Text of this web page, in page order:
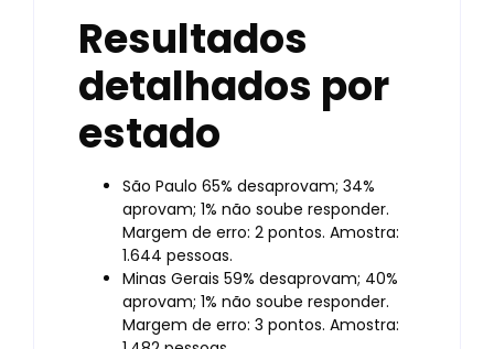
Resultados
detalhados por
estado
São Paulo 65% desaprovam; 34%
aprovam; 1% não soube responder.
Margem de erro: 2 pontos. Amostra:
1.644 pessoas.
Minas Gerais 59% desaprovam; 40%
aprovam; 1% não soube responder.
Margem de erro: 3 pontos. Amostra: